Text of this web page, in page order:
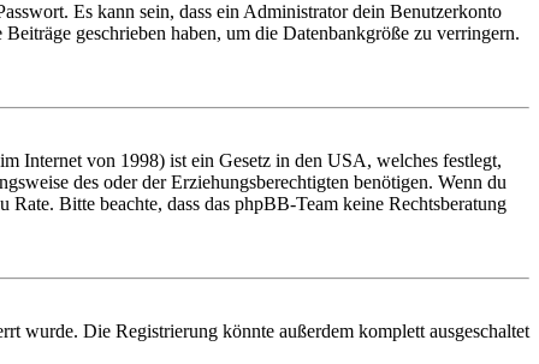
Es kann sein, dass ein Administrator dein Benutzerkonto
geschrieben haben, um die Datenbankgröße zu verringern.
Internet von 1998) ist ein Gesetz in den USA, welches festlegt,
des oder der Erziehungsberechtigten benötigen. Wenn du
Bitte beachte, dass das phpBB-Team keine Rechtsberatung
wurde. Die Registrierung könnte außerdem komplett ausgeschaltet